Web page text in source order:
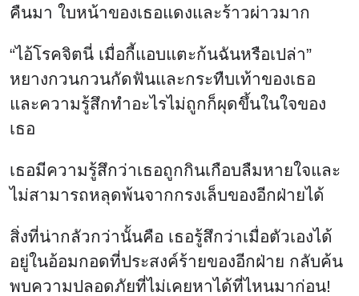
คืนมา ใบหน้าของเธอแดงและร้าวผ่าวมาก
“ไอ้โรคจิตนี่ เมื่อกี้แอบแตะก้นฉันหรือเปล่า”
หยางกวนกวนกัดฟันและกระทืบเท้าของเธอ
และความรู้สึกทําอะไรไม่ถูกก็ผุดขึ้นในใจของ
เธอ
เธอมีความรู้สึกว่าเธอถูกกินเกือบลืมหายใจและ
ไม่สามารถหลุดพ้นจากกรงเล็บของอีกฝ่ายได้
สิ่งที่น่ากลัวกว่านั้นคือ เธอรู้สึกว่าเมื่อตัวเองได้
อยู่ในอ้อมกอดที่ประสงค์ร้ายของอีกฝ่าย กลับค้น
พบความปลอดภัยที่ไม่เคยหาได้ที่ไหนมาก่อน!